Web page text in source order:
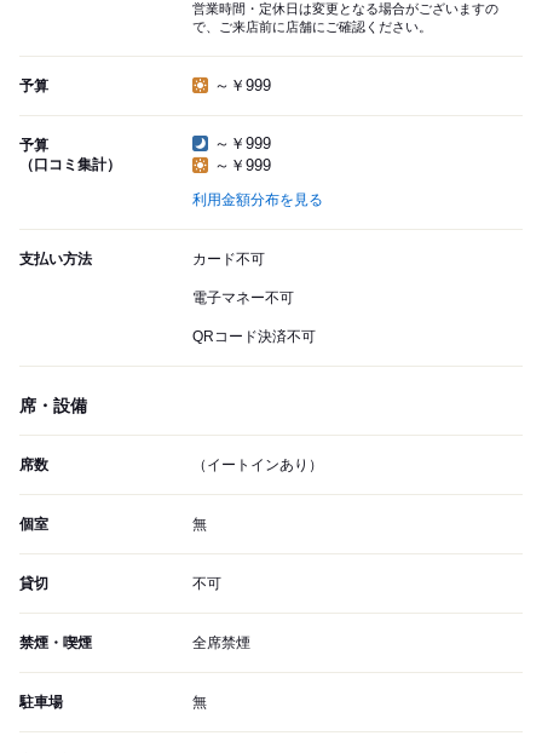
営業時間・定休日は変更となる場合がございますの
で、ご来店前に店舗にご確認ください。
予算 ～￥999
予算
（口コミ集計）
～￥999
～￥999
利用金額分布を見る
支払い方法 カード不可
電子マネー不可
QRコード決済不可
席・設備
席数 （イートインあり）
個室 無
貸切 不可
禁煙・喫煙 全席禁煙
駐車場 無